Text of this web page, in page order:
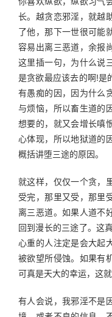
长。越贪恋邪淫，就越
了他，那下一世很可能
容易出离三恶道，余报
这里插一句，为什么说
是贪欲最应该去的啊!是
有愚痴的因，因为什么
与烦恼，所以畜生道的
想要的，就又会增长嗔
心体现，所以地狱道的
概括讲堕三途的原因。
就这样，仅仅一个贪，
受完，那里又受，那里
离三恶道。如果人道不
回到漫长的三途了。这
心重的人注定是会大起
被欲望所侵蚀。如果有
可真是天大的幸运，这
有人会说，我邪淫不是